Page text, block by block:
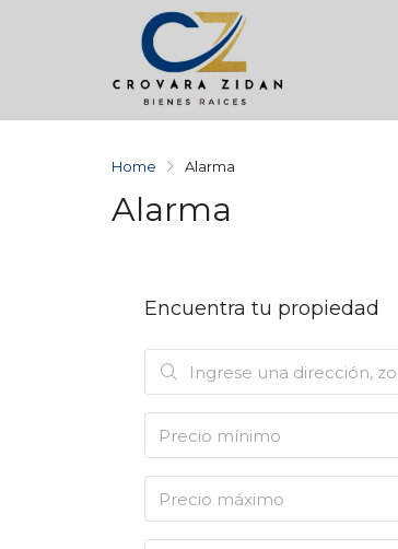
Home Alarma
Alarma
Encuentra tu propiedad